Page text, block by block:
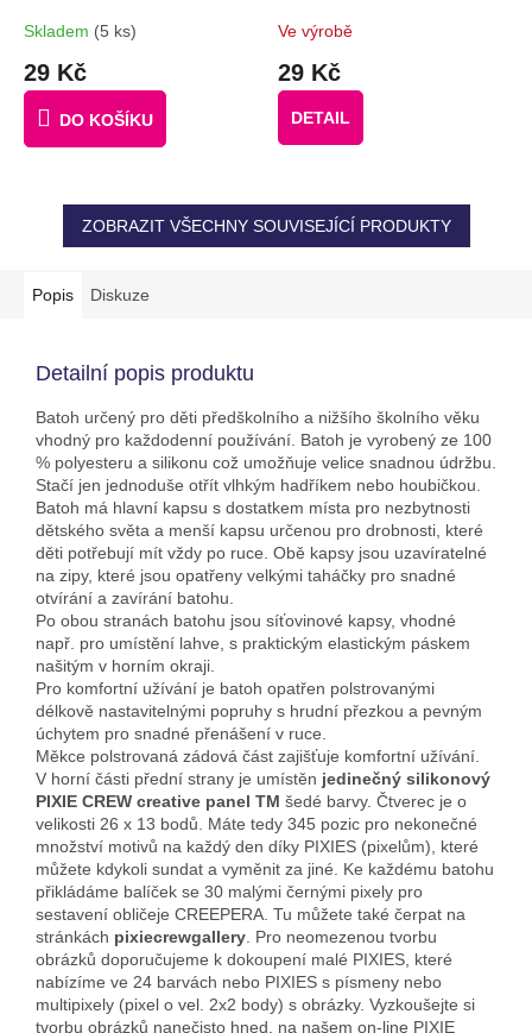
Skladem (5 ks)
29 Kč
DO KOŠÍKU
Ve výrobě
29 Kč
DETAIL
ZOBRAZIT VŠECHNY SOUVISEJÍCÍ PRODUKTY
Popis Diskuze
Detailní popis produktu
Batoh určený pro děti předškolního a nižšího školního věku
vhodný pro každodenní používání. Batoh je vyrobený ze 100
% polyesteru a silikonu což umožňuje velice snadnou údržbu.
Stačí jen jednoduše otřít vlhkým hadříkem nebo houbičkou.
Batoh má hlavní kapsu s dostatkem místa pro nezbytnosti
dětského světa a menší kapsu určenou pro drobnosti, které
děti potřebují mít vždy po ruce. Obě kapsy jsou uzavíratelné
na zipy, které jsou opatřeny velkými taháčky pro snadné
otvírání a zavírání batohu.
Po obou stranách batohu jsou síťovinové kapsy, vhodné
např. pro umístění lahve, s praktickým elastickým páskem
našitým v horním okraji.
Pro komfortní užívání je batoh opatřen polstrovanými
délkově nastavitelnými popruhy s hrudní přezkou a pevným
úchytem pro snadné přenášení v ruce.
Měkce polstrovaná zádová část zajišťuje komfortní užívání.
V horní části přední strany je umístěn jedinečný silikonový
PIXIE CREW creative panel TM šedé barvy. Čtverec je o
velikosti 26 x 13 bodů. Máte tedy 345 pozic pro nekonečné
množství motivů na každý den díky PIXIES (pixelům), které
můžete kdykoli sundat a vyměnit za jiné. Ke každému batohu
přikládáme balíček se 30 malými černými pixely pro
sestavení obličeje CREEPERA. Tu můžete také čerpat na
stránkách pixiecrewgallery . Pro neomezenou tvorbu
obrázků doporučujeme k dokoupení malé PIXIES, které
nabízíme ve 24 barvách nebo PIXIES s písmeny nebo
multipixely (pixel o vel. 2x2 body) s obrázky. Vyzkoušejte si
tvorbu obrázků nanečisto hned, na našem on-line PIXIE